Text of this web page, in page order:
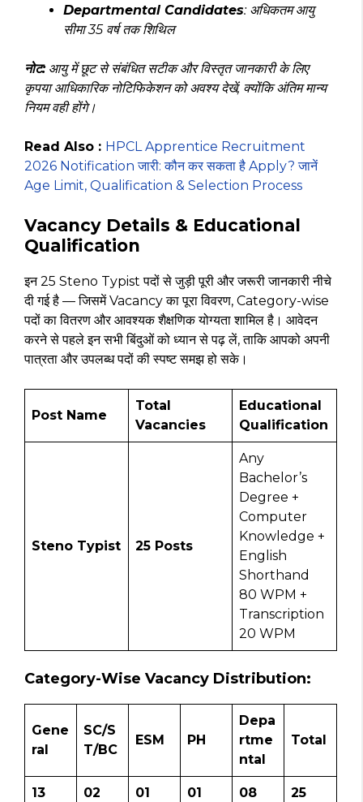
Departmental Candidates: अधिकतम आयु
सीमा 35 वर्ष तक शिथिल
नोट:आयु में छूट से संबंधित सटीक और विस्तृत जानकारी के लिए
कृपया आधिकारिक नोटिफिकेशन को अवश्य देखें, क्योंकि अंतिम मान्य
नियम वही होंगे।
Read Also : HPCL Apprentice Recruitment
2026 Notification जारी: कौन कर सकता है Apply? जानें
Age Limit, Qualification & Selection Process
Vacancy Details & Educational
Qualification
इन 25 Steno Typist पदों से जुड़ी पूरी और जरूरी जानकारी नीचे
दी गई है — जिसमें Vacancy का पूरा विवरण, Category-wise
पदों का वितरण और आवश्यक शैक्षणिक योग्यता शामिल है। आवेदन
करने से पहले इन सभी बिंदुओं को ध्यान से पढ़ लें, ताकि आपको अपनी
पात्रता और उपलब्ध पदों की स्पष्ट समझ हो सके।
Post Name
Total
Vacancies
Educational
Qualification
Steno Typist 25 Posts
Any
Bachelor’s
Degree +
Computer
Knowledge +
English
Shorthand
80 WPM +
Transcription
20 WPM
Category-Wise Vacancy Distribution:
Gene
ral
SC/S
T/BC
ESM PH
Depa
rtme
ntal
Total
13 02 01 01 08 25